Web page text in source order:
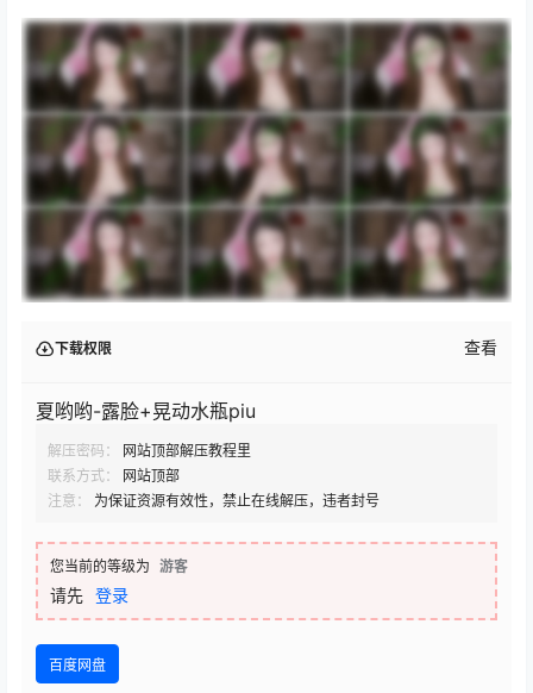
下载权限 查看
夏哟哟-露脸+晃动水瓶piu
解压密码：
网站顶部解压教程里
联系方式：
网站顶部
注意：
为保证资源有效性，禁止在线解压，违者封号
您当前的等级为 游客
请先 登录
百度网盘